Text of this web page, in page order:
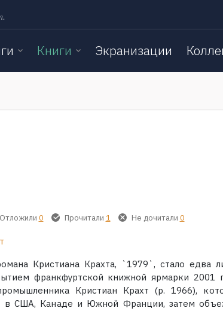
Книги Экранизации
Отложили 0 Прочитали 1 Не дочитали 0
Кристиана Крахта, `1979`, стало едва
франкфуртской книжной ярмарки 2001
Кристиан Крахт (р. 1966),
в США, Канаде и Южной Франции, затем